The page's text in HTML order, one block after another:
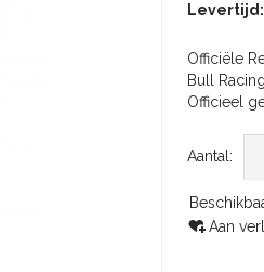
Levertijd:
Officiële
Bull
Officieel
Aantal:
Aan